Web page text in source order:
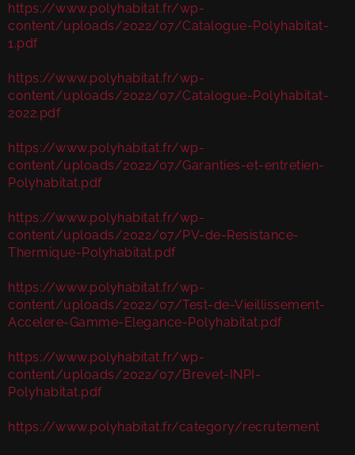
https://www.polyhabitat.fr/wp-
content/uploads/2022/07/Catalogue-Polyhabitat-
1.pdf
https://www.polyhabitat.fr/wp-
content/uploads/2022/07/Catalogue-Polyhabitat-
2022.pdf
https://www.polyhabitat.fr/wp-
content/uploads/2022/07/Garanties-et-entretien-
Polyhabitat.pdf
https://www.polyhabitat.fr/wp-
content/uploads/2022/07/PV-de-Resistance-
Thermique-Polyhabitat.pdf
https://www.polyhabitat.fr/wp-
content/uploads/2022/07/Test-de-Vieillissement-
Accelere-Gamme-Elegance-Polyhabitat.pdf
https://www.polyhabitat.fr/wp-
content/uploads/2022/07/Brevet-INPI-
Polyhabitat.pdf
https://www.polyhabitat.fr/category/recrutement